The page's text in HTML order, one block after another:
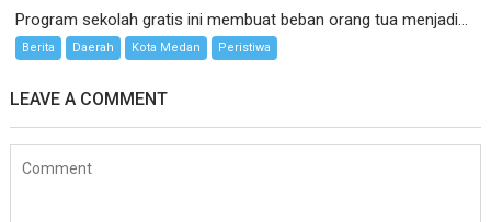
Program sekolah gratis ini membuat beban orang tua menjadi...
Berita Daerah Kota Medan Peristiwa
LEAVE A COMMENT